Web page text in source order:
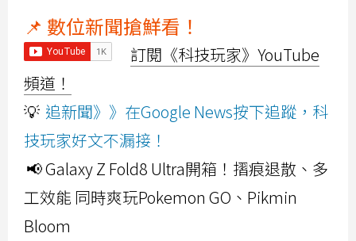
📌 數位新聞搶鮮看！
訂閱《科技玩家》YouTube
頻道！
💡 追新聞》》在Google News按下追蹤，科
技玩家好文不漏接！
📢 Galaxy Z Fold8 Ultra開箱！摺痕退散、多
工效能 同時爽玩Pokemon GO、Pikmin
Bloom